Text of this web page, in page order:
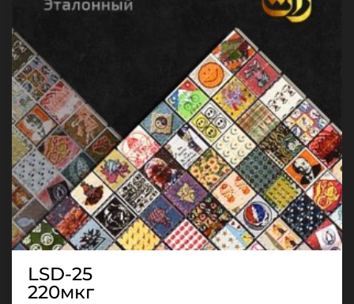
LSD-25
220мкг